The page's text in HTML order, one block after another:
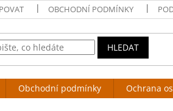
OBCHODNÍ PODMÍNKY
HLEDAT
Obchodní podmínky
Ochrana